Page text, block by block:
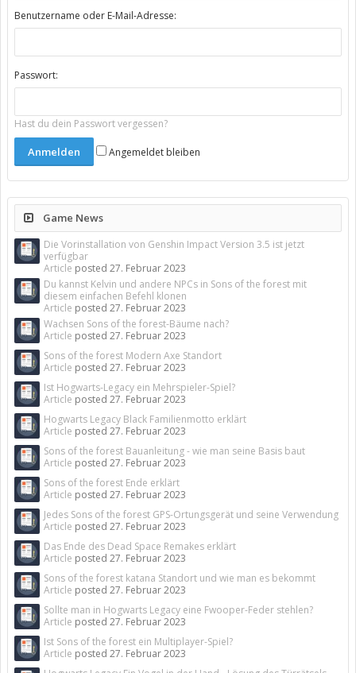
Benutzername oder E-Mail-Adresse:
Passwort:
Hast du dein Passwort vergessen?
Angemeldet bleiben
Game News
Die Vorinstallation von Genshin Impact Version 3.5 ist jetzt
verfügbar
Article posted 27. Februar 2023
Du kannst Kelvin und andere NPCs in Sons of the forest mit
diesem einfachen Befehl klonen
Article posted 27. Februar 2023
Wachsen Sons of the forest-Bäume nach?
Article posted 27. Februar 2023
Sons of the forest Modern Axe Standort
Article posted 27. Februar 2023
Ist Hogwarts-Legacy ein Mehrspieler-Spiel?
Article posted 27. Februar 2023
Hogwarts Legacy Black Familienmotto erklärt
Article posted 27. Februar 2023
Sons of the forest Bauanleitung - wie man seine Basis baut
Article posted 27. Februar 2023
Sons of the forest Ende erklärt
Article posted 27. Februar 2023
Jedes Sons of the forest GPS-Ortungsgerät und seine Verwendung
Article posted 27. Februar 2023
Das Ende des Dead Space Remakes erklärt
Article posted 27. Februar 2023
Sons of the forest katana Standort und wie man es bekommt
Article posted 27. Februar 2023
Sollte man in Hogwarts Legacy eine Fwooper-Feder stehlen?
Article posted 27. Februar 2023
Ist Sons of the forest ein Multiplayer-Spiel?
Article posted 27. Februar 2023